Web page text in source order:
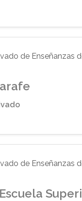
de Enseñanzas
de Enseñanzas